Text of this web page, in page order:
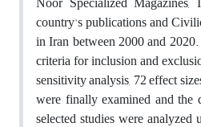
country's publications and
in Iran between 2000 and
criteria for inclusion and
sensitivity analysis, 72 effect
were finally examined and the
selected studies were